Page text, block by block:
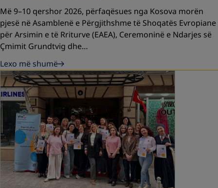
Më 9–10 qershor 2026, përfaqësues nga Kosova morën
pjesë në Asamblenë e Përgjithshme të Shoqatës Evropiane
për Arsimin e të Rriturve (EAEA), Ceremoninë e Ndarjes së
Çmimit Grundtvig dhe…
Lexo më shumë